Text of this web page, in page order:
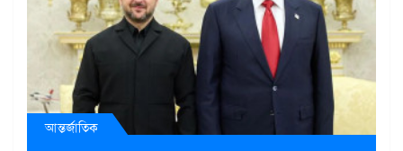
আন্তর্জাতিক